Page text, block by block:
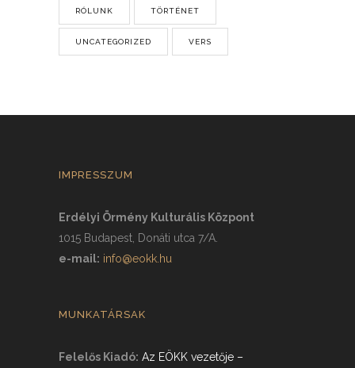
RÓLUNK TÖRTÉNET
UNCATEGORIZED VERS
IMPRESSZUM
Erdélyi Örmény Kulturális Központ
1015 Budapest, Donáti utca 7/A.
e-mail: info@eokk.hu
MUNKATÁRSAK
Felelős Kiadó: Az EÖKK vezetője –